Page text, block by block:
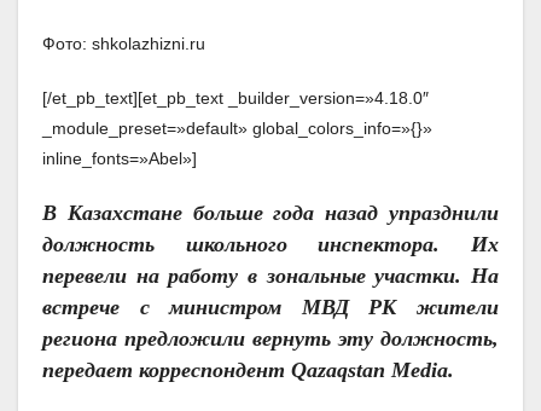
Фото: shkolazhizni.ru
[/et_pb_text][et_pb_text _builder_version=»4.18.0″
_module_preset=»default» global_colors_info=»{}»
inline_fonts=»Abel»]
В Казахстане больше года назад упразднили
должность школьного инспектора. Их
перевели на работу в зональные участки. На
встрече с министром МВД РК жители
региона предложили вернуть эту должность,
передает корреспондент Qazaqstan Media.